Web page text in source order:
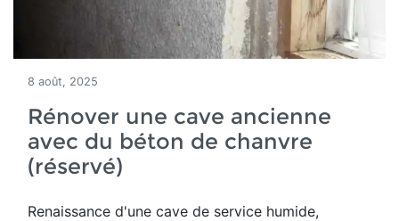
8 août, 2025
Rénover une cave ancienne
avec du béton de chanvre
(réservé)
Renaissance d'une cave de service humide,